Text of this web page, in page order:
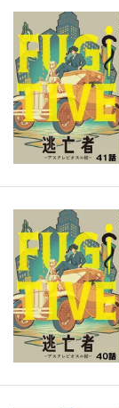
ポイント
ポイント